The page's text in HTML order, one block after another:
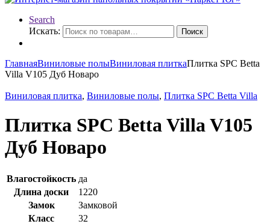
Search
Искать:
Поиск
ГлавнаяВиниловые полыВиниловая плиткаПлитка SPC Betta
Villa V105 Дуб Новаро
Виниловая плитка, Виниловые полы, Плитка SPC Betta Villa
Плитка SPC Betta Villa V105
Дуб Новаро
Влагостойкость да
Длина доски
1220
Замок
Замковой
Класс
32